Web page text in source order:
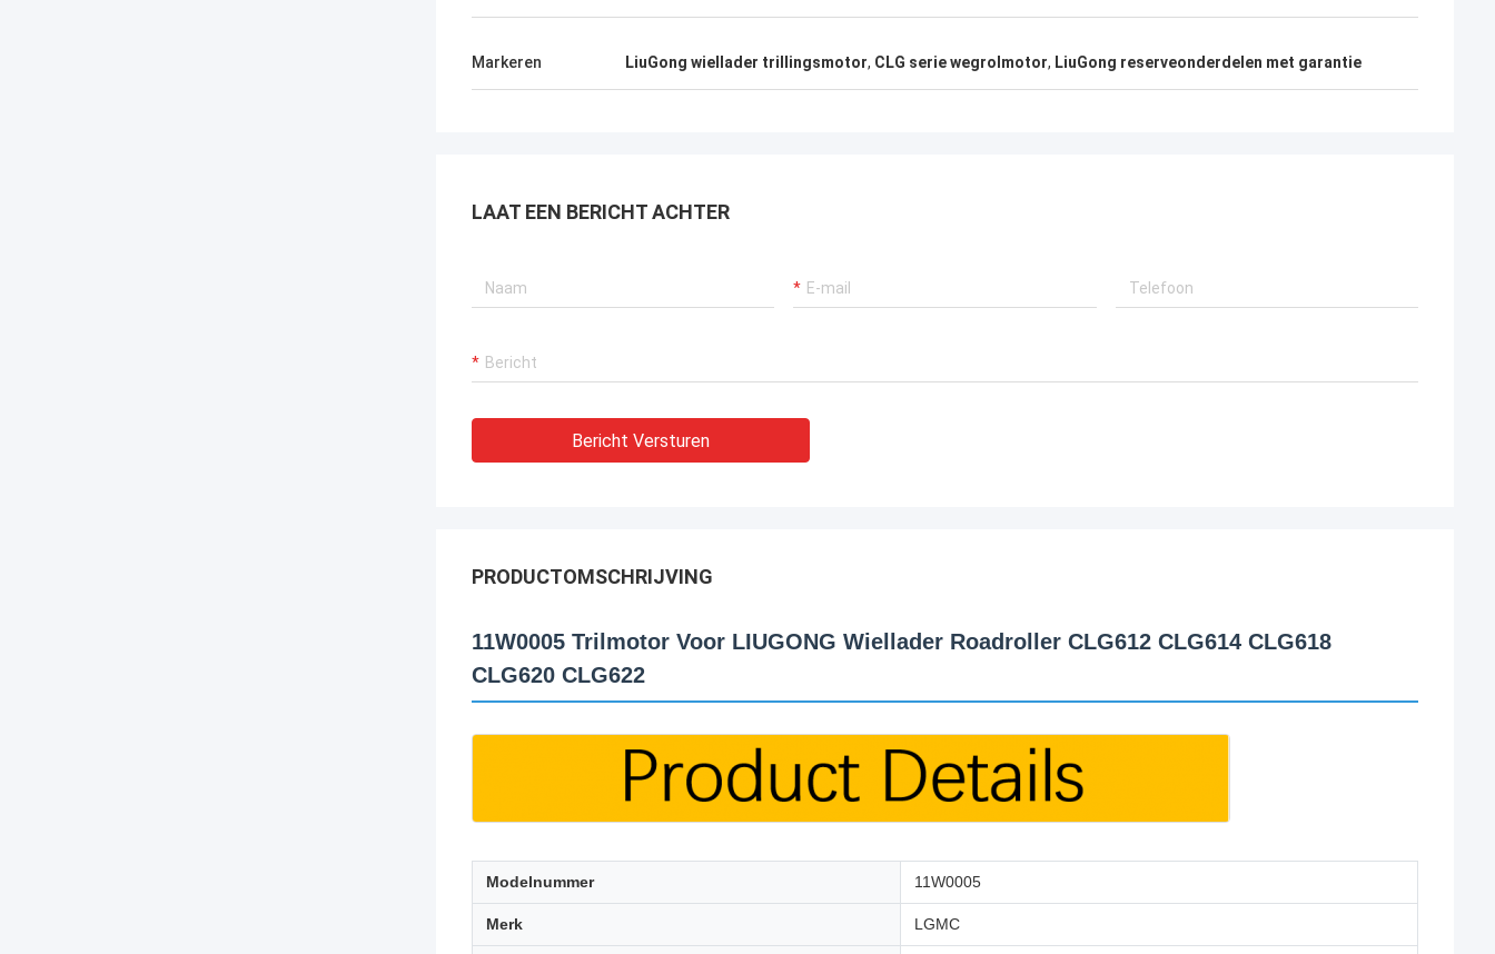
Markeren LiuGong wiellader trillingsmotor, CLG serie wegrolmotor, LiuGong reserveonderdelen met garantie
LAAT EEN BERICHT ACHTER
Bericht Versturen
PRODUCTOMSCHRIJVING
11W0005 Trilmotor Voor LIUGONG Wiellader Roadroller CLG612 CLG614 CLG618
CLG620 CLG622
Modelnummer 11W0005
Merk LGMC